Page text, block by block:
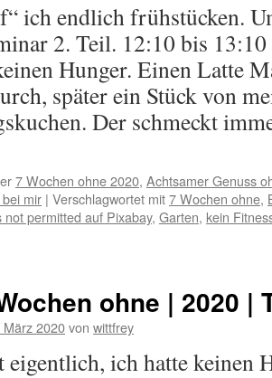
ich endlich frühstücken.
2. Teil. 12:10 bis
Hunger. Einen Latte
später ein Stück von
Der schmeckt
7 Wochen ohne 2020, Achtsamer Genuss
mir | Verschlagwortet mit7 Wochen ohne,
not permitted auf Pixabay, Garten, kein
ohne | 2020 |
März 2020von wittfrey
eigentlich, ich hatte keinen